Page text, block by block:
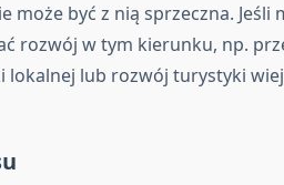
być z nią sprzeczna. Jeśli
rozwój w tym kierunku, np.
lokalnej lub rozwój turystyki